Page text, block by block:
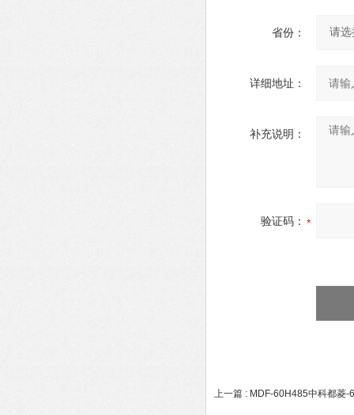
省份：
详细地址：
补充说明：
验证码：
上一篇 : MDF-60H485中科都菱